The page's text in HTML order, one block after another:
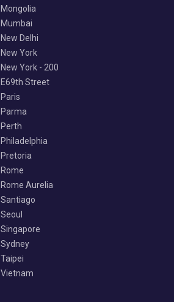
Mongolia
Mumbai
New Delhi
New York
New York - 200
E69th Street
Paris
Parma
Perth
Philadelphia
Pretoria
Rome
Rome Aurelia
Santiago
Seoul
Singapore
Sydney
Taipei
Vietnam